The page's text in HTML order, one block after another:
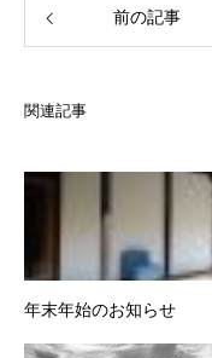
前の記事
関連記事
年末年始のお知らせ